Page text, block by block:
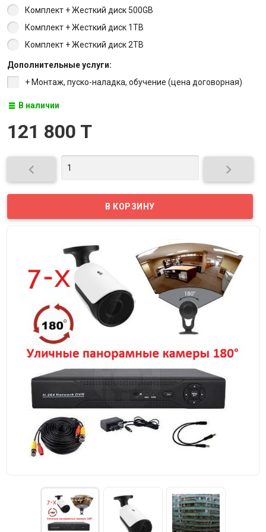
Комплект + Жесткий диск 500GB
Комплект + Жесткий диск 1TB
Комплект + Жесткий диск 2TB
Дополнительные услуги:
+ Монтаж, пуско-наладка, обучение (цена договорная)
В наличии
121 800 T
 